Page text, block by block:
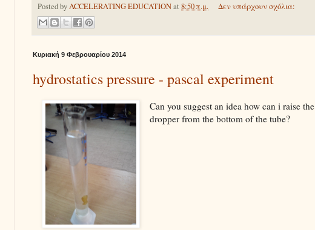
Posted byACCELERATING EDUCATIONat 8:50 π.μ. Δεν υπάρχουν σχόλια:
Κυριακή 9 Φεβρουαρίου 2014
hydrostatics pressure - pascal experiment
Can you suggest an idea how can i raise the
dropper from the bottom of the tube?